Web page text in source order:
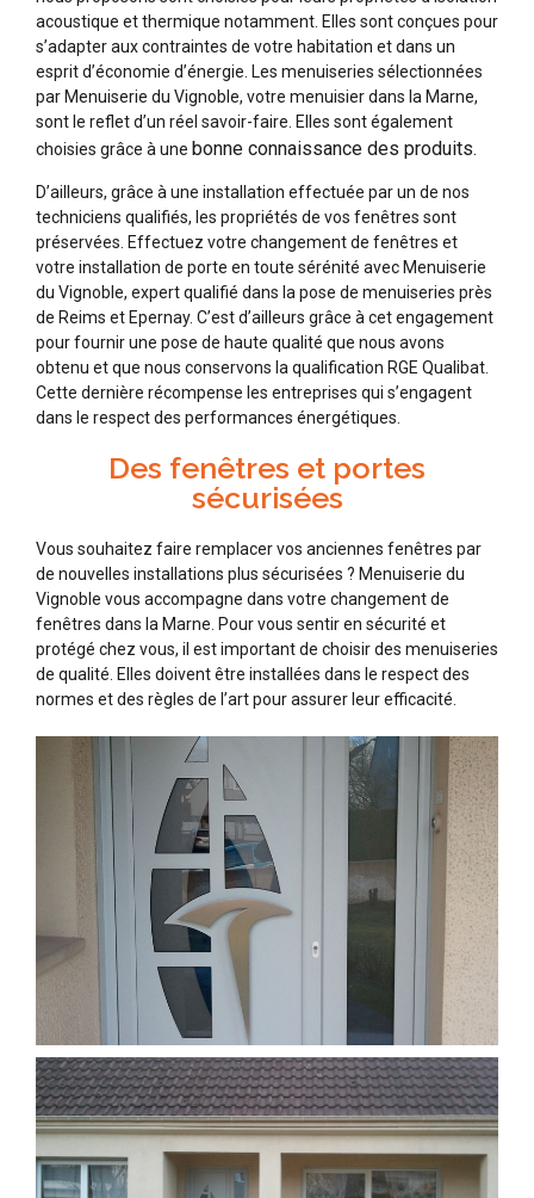
acoustique et thermique notamment. Elles sont conçues pour
s’adapter aux contraintes de votre habitation et dans un
esprit d’économie d’énergie. Les menuiseries sélectionnées
par Menuiserie du Vignoble, votre menuisier dans la Marne,
sont le reflet d’un réel savoir-faire. Elles sont également
choisies grâce à une bonne connaissance des produits.
D’ailleurs, grâce à une installation effectuée par un de nos
techniciens qualifiés, les propriétés de vos fenêtres sont
préservées. Effectuez votre changement de fenêtres et
votre installation de porte en toute sérénité avec Menuiserie
du Vignoble, expert qualifié dans la pose de menuiseries près
de Reims et Epernay. C’est d’ailleurs grâce à cet engagement
pour fournir une pose de haute qualité que nous avons
obtenu et que nous conservons la qualification RGE Qualibat.
Cette dernière récompense les entreprises qui s’engagent
dans le respect des performances énergétiques.
Des fenêtres et portes
sécurisées
Vous souhaitez faire remplacer vos anciennes fenêtres par
de nouvelles installations plus sécurisées ? Menuiserie du
Vignoble vous accompagne dans votre changement de
fenêtres dans la Marne. Pour vous sentir en sécurité et
protégé chez vous, il est important de choisir des menuiseries
de qualité. Elles doivent être installées dans le respect des
normes et des règles de l’art pour assurer leur efficacité.